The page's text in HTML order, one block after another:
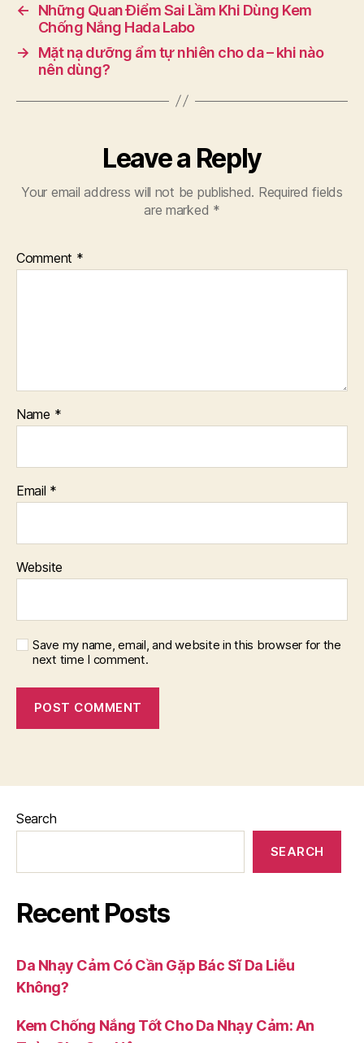
←
Những Quan Điểm Sai Lầm Khi Dùng Kem
Chống Nắng Hada Labo
→
Mặt nạ dưỡng ẩm tự nhiên cho da – khi nào
nên dùng?
Leave a Reply
Your email address will not be published. Required fields
are marked *
Comment *
Name *
Email *
Website
Save my name, email, and website in this browser for the
next time I comment.
Search
SEARCH
Recent Posts
Da Nhạy Cảm Có Cần Gặp Bác Sĩ Da Liễu
Không?
Kem Chống Nắng Tốt Cho Da Nhạy Cảm: An